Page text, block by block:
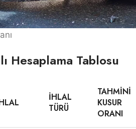
Hesaplama Tablosu
İHLAL
TÜRÜ
TAHMINI
KUSUR
ORANI